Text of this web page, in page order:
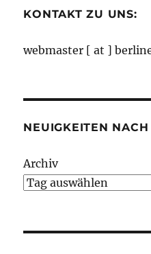
KONTAKT ZU UNS:
webmaster [ at ]
NEUIGKEITEN NACH
Archiv